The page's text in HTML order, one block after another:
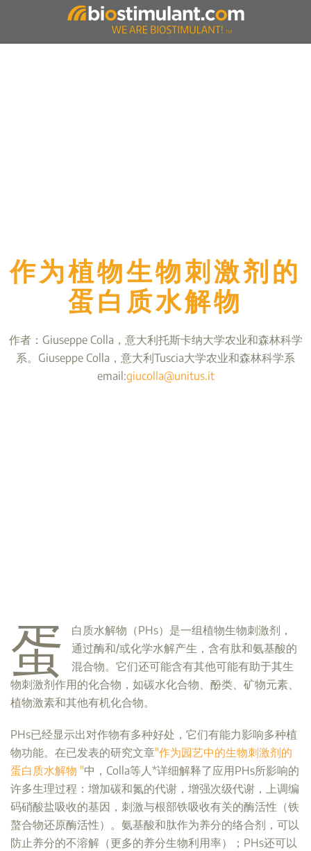
作为植物生物刺激剂的
蛋白质水解物
作者：Giuseppe Colla，意大利托斯卡纳大学农业和森林科学
系。Giuseppe Colla，意大利Tuscia大学农业和森林科学系
email:giucolla@unitus.it
蛋
白质水解物（PHs）是一组植物生物刺激剂，
通过酶和/或化学水解产生，含有肽和氨基酸的
混合物。它们还可能含有其他可能有助于其生
物刺激剂作用的化合物，如碳水化合物、酚类、矿物元素、
植物激素和其他有机化合物。
PHs已经显示出对作物有多种好处，它们有能力影响多种植
物功能。在已发表的研究文章"作为园艺中的生物刺激剂的
蛋白质水解物 "中，Colla等人*详细解释了应用PHs所影响的
许多生理过程：增加碳和氮的代谢，增强次级代谢，上调编
码硝酸盐吸收的基因，刺激与根部铁吸收有关的酶活性（铁
螯合物还原酶活性）。氨基酸和肽作为养分的络合剂，可以
防止养分的不溶解（更多的养分生物利用率）；PHs还可以